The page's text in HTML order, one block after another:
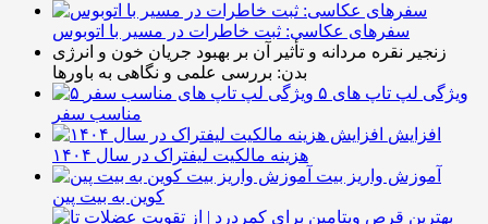
سفرهای عکاسی: ثبت خاطرات در مسیر با اتوبوس
زنجیر نقره مردانه و تأثیر آن بر بهبود جریان خون و انرژی
بدن: بررسی علمی و نگاهی به باورها
۵ ویژگی لپ تاپ های
مناسب سفر
افزایش
هزینه مالکیت لیفتراک در سال ۱۴۰۴
آموزش واریز بیت
کوین به بیت پین